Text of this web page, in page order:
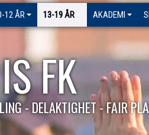
12 ÅR 13-19 ÅR AKADEMI
FK
- DELAKTIGHET - FAIR